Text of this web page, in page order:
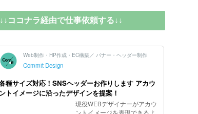
↓↓ココナラ経由で仕事依頼する↓↓